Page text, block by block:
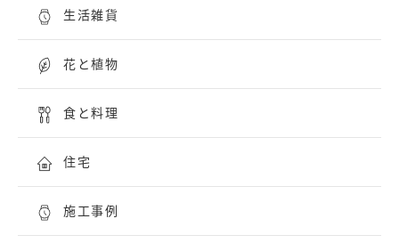
生活雑貨
花と植物
食と料理
住宅
施工事例